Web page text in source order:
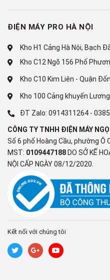
THỜI GIAN
VẪN SẠCH
SpeedPerfect + cho phép
làm sạch hoàn hảo với thời
vào sự kết hợp chương trình /
kích hoạt. Bạn có thể giảm
hoạt bằng cách chọn
Connect.
ĐIỆN MÁY PRO HÀ NỘI
Kho H1 Cảng Hà Nội, Bạch
Kho C12 Ngõ 156 Phố
Kho C10 Kim Liên - Quận
Kho 100 Cảng khuyến
ĐT Zalo: 0914311264 -
CÔNG TY TNHH ĐIỆN MÁY
Số 6 phố Hoàng Cầu, phường Ô
MST: 0109447188 DO SỞ KẾ
NỘI CẤP NGÀY 08/12/2020.
Kết nối với chúng tôi